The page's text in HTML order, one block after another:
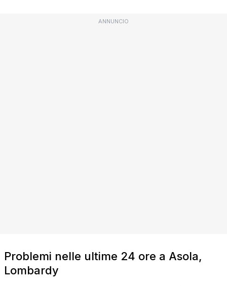
ANNUNCIO
Problemi nelle ultime 24 ore a Asola,
Lombardy